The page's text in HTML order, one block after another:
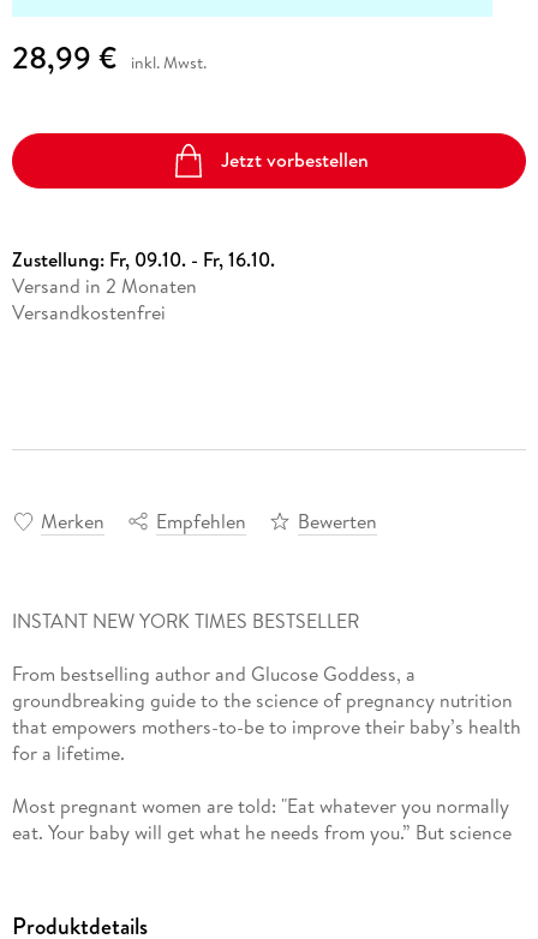
28,99 € inkl. Mwst.
Jetzt vorbestellen
Zustellung: Fr, 09.10. - Fr, 16.10.
Versand in 2 Monaten
Versandkostenfrei
Merken Empfehlen Bewerten
INSTANT NEW YORK TIMES BESTSELLER
From bestselling author and Glucose Goddess, a
groundbreaking guide to the science of pregnancy nutrition
that empowers mothers-to-be to improve their baby’s health
for a lifetime.
Most pregnant women are told: "Eat whatever you normally
eat. Your baby will get what he needs from you.” But science
you the rules—until now.
Produktdetails